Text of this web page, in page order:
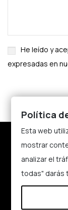
He leído y
expresadas en
Nosotros
Aviso legal
Política de
Política de
Política
Esta web
mostrar
analizar el
todas" darás